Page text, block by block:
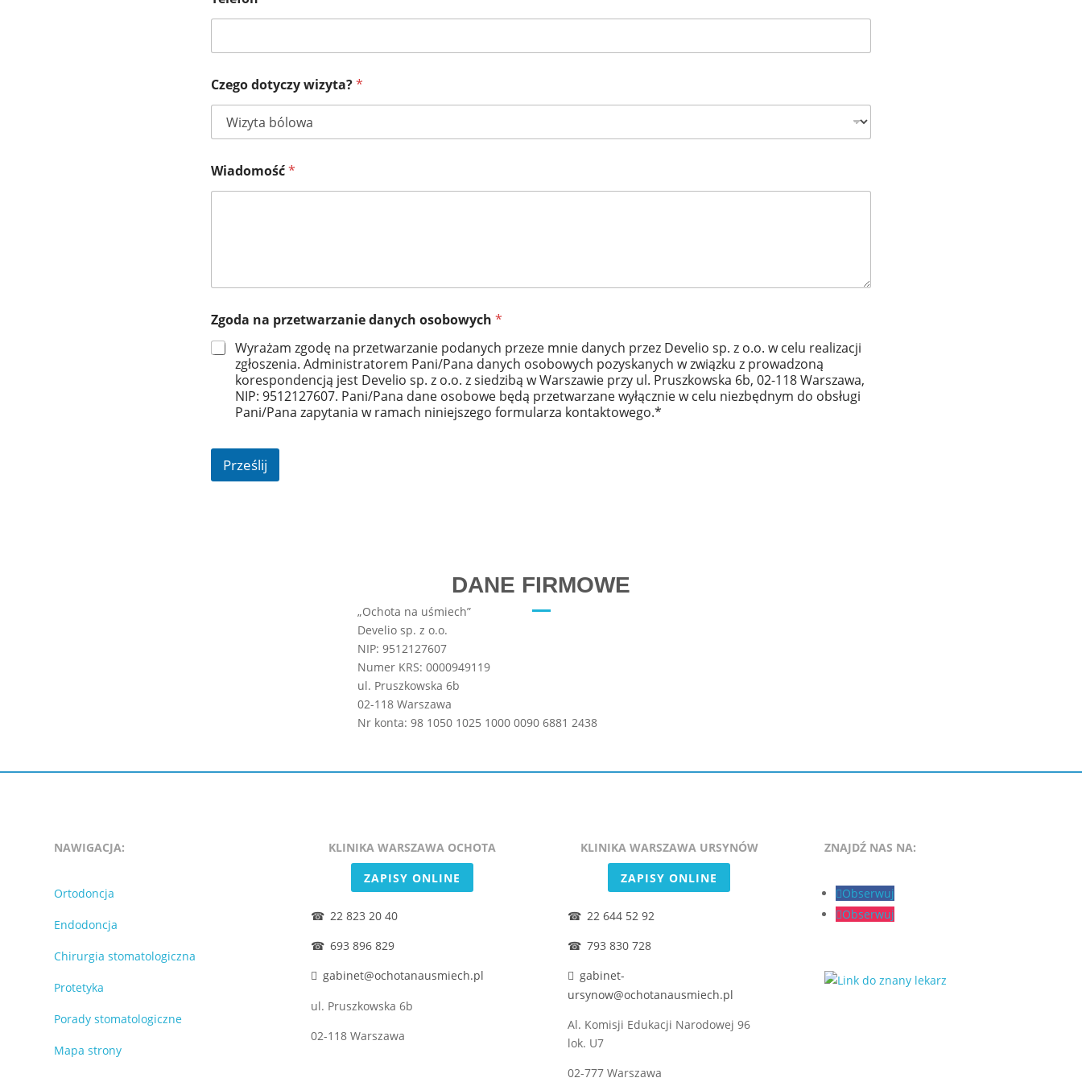
Czego dotyczy wizyta?*
Wiadomość*
Zgoda na przetwarzanie danych osobowych*
Wyrażam zgodę na przetwarzanie podanych przeze mnie danych przez Develio sp. z o.o. w celu realizacji
zgłoszenia. Administratorem Pani/Pana danych osobowych pozyskanych w związku z prowadzoną
korespondencją jest Develio sp. z o.o. z siedzibą w Warszawie przy ul. Pruszkowska 6b, 02-118 Warszawa,
NIP: 9512127607. Pani/Pana dane osobowe będą przetwarzane wyłącznie w celu niezbędnym do obsługi
Pani/Pana zapytania w ramach niniejszego formularza kontaktowego.*
Prześlij
DANE FIRMOWE
„Ochota na uśmiech”
Develio sp. z o.o.
NIP: 9512127607
Numer KRS: 0000949119
ul. Pruszkowska 6b
02-118 Warszawa
Nr konta: 98 1050 1025 1000 0090 6881 2438
NAWIGACJA:
Ortodoncja
Endodoncja
Chirurgia stomatologiczna
Protetyka
Porady stomatologiczne
Mapa strony
KLINIKA WARSZAWA OCHOTA
ZAPISY ONLINE
22 823 20 40
693 896 829
gabinet@ochotanausmiech.pl
ul. Pruszkowska 6b
02-118 Warszawa
KLINIKA WARSZAWA URSYNÓW
ZAPISY ONLINE
22 644 52 92
793 830 728
gabinet-
ursynow@ochotanausmiech.pl
Al. Komisji Edukacji Narodowej 96
lok. U7
02-777 Warszawa
ZNAJDŹ NAS NA:
Obserwuj
Obserwuj